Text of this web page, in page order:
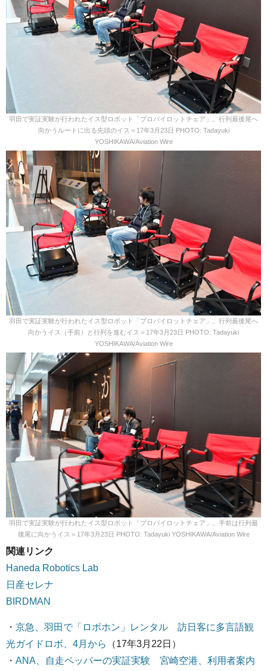
羽田で実証実験が行われたイス型ロボット「プロパイロットチェア」。行列最後尾へ
向かうルートに出る先頭のイス＝17年3月23日 PHOTO: Tadayuki
YOSHIKAWA/Aviation Wire
羽田で実証実験が行われたイス型ロボット「プロパイロットチェア」。行列最後尾へ
向かうイス（手前）と行列を進むイス＝17年3月23日 PHOTO: Tadayuki
YOSHIKAWA/Aviation Wire
羽田で実証実験が行われたイス型ロボット「プロパイロットチェア」。手前は行列最
後尾に向かうイス＝17年3月23日 PHOTO: Tadayuki YOSHIKAWA/Aviation Wire
関連リンク
Haneda Robotics Lab
日産セレナ
BIRDMAN
・ 京急、羽田で「ロボホン」レンタル 訪日客に多言語観
光ガイドロボ、4月から
（17年3月22日）
・ ANA、自走ペッパーの実証実験 宮崎空港、利用者案内